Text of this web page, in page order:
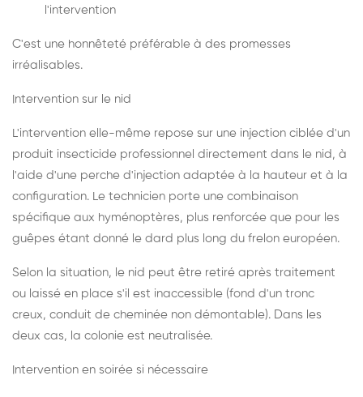
l'intervention
C'est une honnêteté préférable à des promesses
irréalisables.
Intervention sur le nid
L'intervention elle-même repose sur une injection ciblée d'un
produit insecticide professionnel directement dans le nid, à
l'aide d'une perche d'injection adaptée à la hauteur et à la
configuration. Le technicien porte une combinaison
spécifique aux hyménoptères, plus renforcée que pour les
guêpes étant donné le dard plus long du frelon européen.
Selon la situation, le nid peut être retiré après traitement
ou laissé en place s'il est inaccessible (fond d'un tronc
creux, conduit de cheminée non démontable). Dans les
deux cas, la colonie est neutralisée.
Intervention en soirée si nécessaire